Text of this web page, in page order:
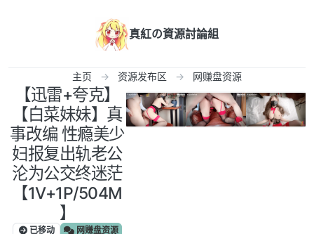
真紅の資源討論組
主页 资源发布区 网赚盘资源
【迅雷+夸克】
【白菜妹妹】真
事改编 性瘾美少
妇报复出轨老公
沦为公交终迷茫
【1V+1P/504M
】
已移动
网赚盘资源